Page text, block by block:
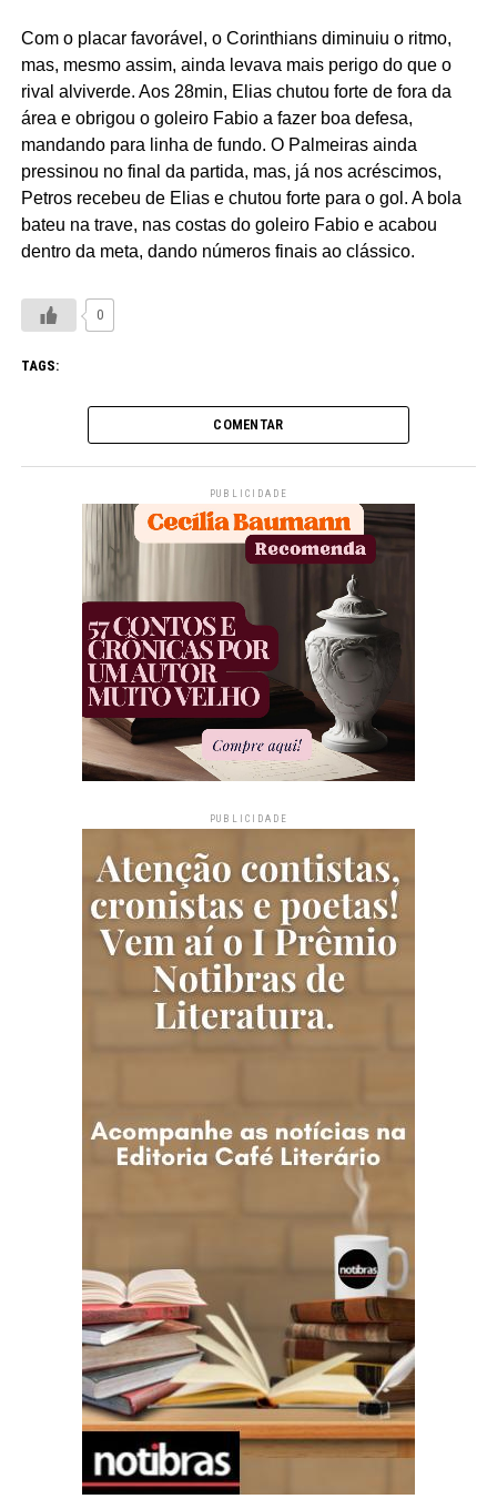
Com o placar favorável, o Corinthians diminuiu o ritmo,
mas, mesmo assim, ainda levava mais perigo do que o
rival alviverde. Aos 28min, Elias chutou forte de fora da
área e obrigou o goleiro Fabio a fazer boa defesa,
mandando para linha de fundo. O Palmeiras ainda
pressinou no final da partida, mas, já nos acréscimos,
Petros recebeu de Elias e chutou forte para o gol. A bola
bateu na trave, nas costas do goleiro Fabio e acabou
dentro da meta, dando números finais ao clássico.
0
TAGS:
COMENTAR
PUBLICIDADE
PUBLICIDADE